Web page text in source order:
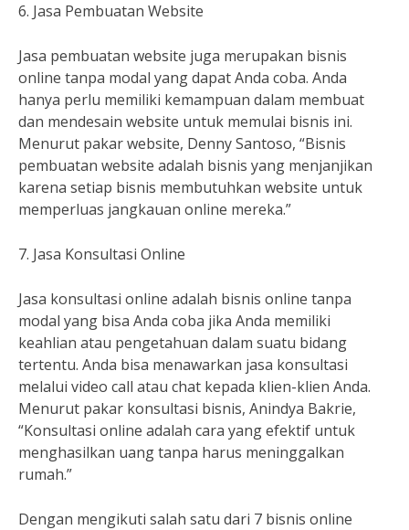
6. Jasa Pembuatan Website
Jasa pembuatan website juga merupakan bisnis
online tanpa modal yang dapat Anda coba. Anda
hanya perlu memiliki kemampuan dalam membuat
dan mendesain website untuk memulai bisnis ini.
Menurut pakar website, Denny Santoso, “Bisnis
pembuatan website adalah bisnis yang menjanjikan
karena setiap bisnis membutuhkan website untuk
memperluas jangkauan online mereka.”
7. Jasa Konsultasi Online
Jasa konsultasi online adalah bisnis online tanpa
modal yang bisa Anda coba jika Anda memiliki
keahlian atau pengetahuan dalam suatu bidang
tertentu. Anda bisa menawarkan jasa konsultasi
melalui video call atau chat kepada klien-klien Anda.
Menurut pakar konsultasi bisnis, Anindya Bakrie,
“Konsultasi online adalah cara yang efektif untuk
menghasilkan uang tanpa harus meninggalkan
rumah.”
Dengan mengikuti salah satu dari 7 bisnis online